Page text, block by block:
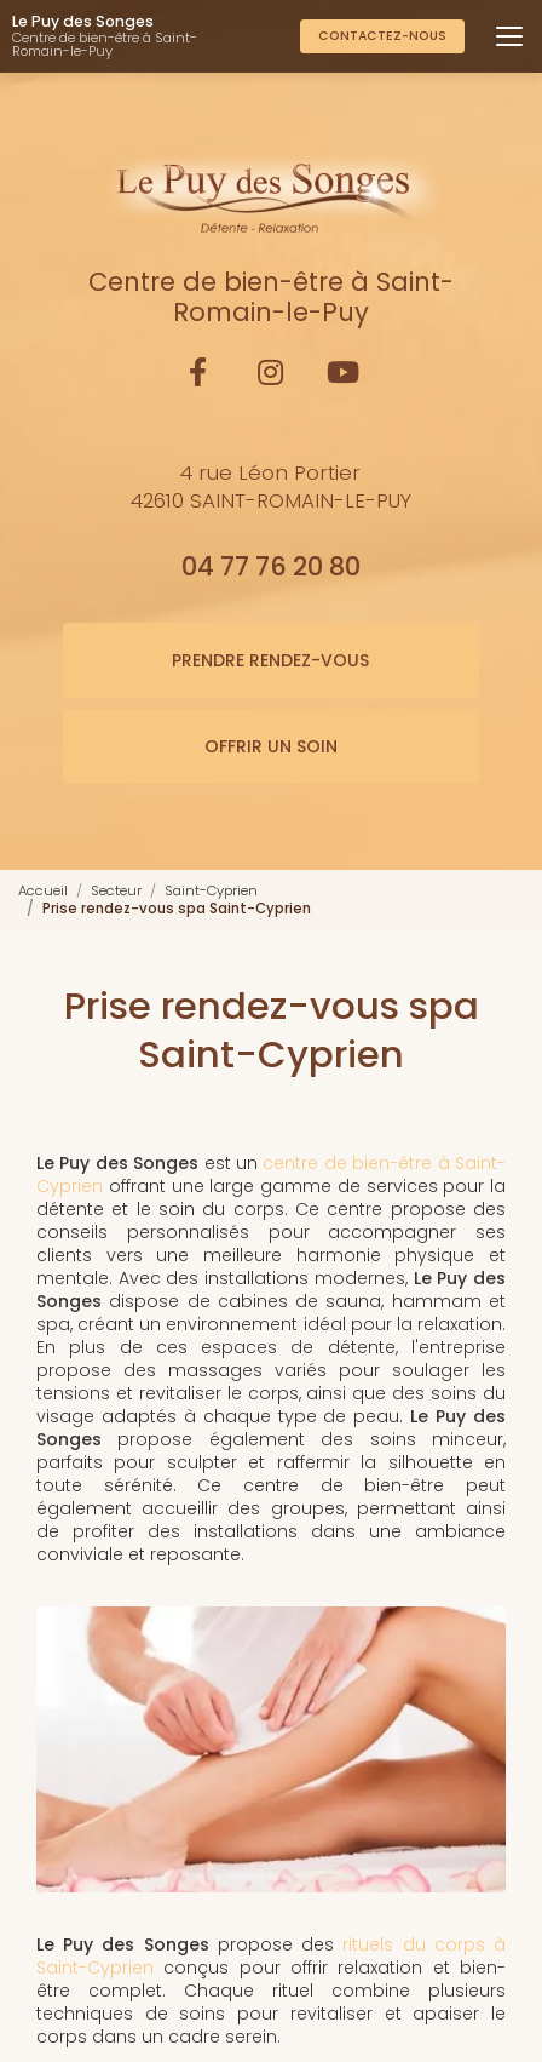
Aller
au
contenu
principal
Le Puy des Songes
Centre de bien-être à Saint-
Romain-le-Puy
CONTACTEZ-NOUS
Centre de bien-être à Saint-
Romain-le-Puy
4 rue Léon Portier
42610 SAINT-ROMAIN-LE-PUY
04 77 76 20 80
PRENDRE RENDEZ-VOUS
OFFRIR UN SOIN
Accueil Secteur
Saint-Cyprien
Prise rendez-vous spa Saint-Cyprien
Prise rendez-vous spa
Saint-Cyprien
Le Puy des Songes est un centre de bien-être à Saint-
Cyprien offrant une large gamme de services pour la
détente et le soin du corps. Ce centre propose des
conseils personnalisés pour accompagner ses
clients vers une meilleure harmonie physique et
mentale. Avec des installations modernes, Le Puy des
Songes dispose de cabines de sauna, hammam et
spa, créant un environnement idéal pour la relaxation.
En plus de ces espaces de détente, l'entreprise
propose des massages variés pour soulager les
tensions et revitaliser le corps, ainsi que des soins du
visage adaptés à chaque type de peau. Le Puy des
Songes propose également des soins minceur,
parfaits pour sculpter et raffermir la silhouette en
toute sérénité. Ce centre de bien-être peut
également accueillir des groupes, permettant ainsi
de profiter des installations dans une ambiance
conviviale et reposante.
Le Puy des Songes propose des rituels du corps à
Saint-Cyprien conçus pour offrir relaxation et bien-
être complet. Chaque rituel combine plusieurs
techniques de soins pour revitaliser et apaiser le
corps dans un cadre serein.